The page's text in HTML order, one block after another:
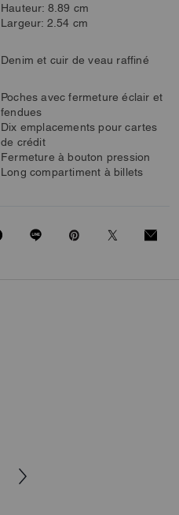
Hauteur: 8.89 cm
Largeur: 2.54 cm
Denim et cuir de veau raffiné
Poches avec fermeture éclair et
fendues
Dix emplacements pour cartes
de crédit
Fermeture à bouton pression
Long compartiment à billets